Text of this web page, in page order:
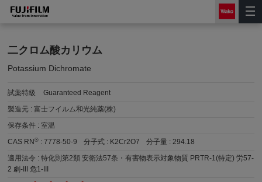
二クロム酸カリウム
Potassium Dichromate
試薬特級
Guaranteed Reagent
製造元 :富士フイルム和光純薬(株)
保存条件 :室温
CAS RN® :7778-50-9 分子式 : K2Cr2O7 分子量 :294.18
適用法令 :特化則第2類 安衛法57条・有害物表示対象物質 PRTR-1(特定) 労57-
2 劇-III 危1-III